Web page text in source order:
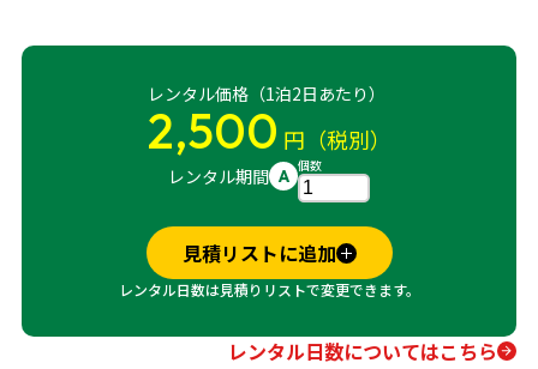
レンタル価格（1泊2日あたり）
2,500 円（税別）
レンタル期間 A 個数
見積リストに追加
レンタル日数は見積りリストで変更できます。
レンタル日数についてはこちら